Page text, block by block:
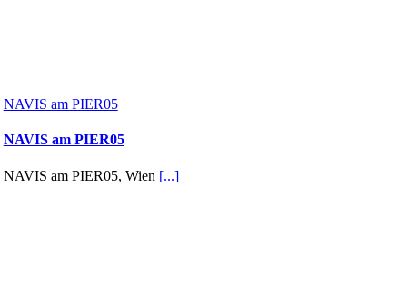
NAVIS am PIER05
NAVIS am PIER05
NAVIS am PIER05, Wien [...]